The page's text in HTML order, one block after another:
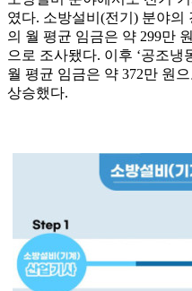
였다. 소방설비(전기) 분야의
의 월 평균 임금은 약 299만
으로 조사됐다. 이후 ‘공조냉
월 평균 임금은 약 372만 원
상승했다.